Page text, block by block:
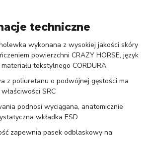
techniczne
wykonana z wysokiej jakości skóry
powierzchni CRAZY HORSE, język
tekstylnego CORDURA
z poliuretanu o podwójnej gęstości ma
SRC
podnosi wyciągana, anatomicznie
wkładka ESD
zapewnia pasek odblaskowy na